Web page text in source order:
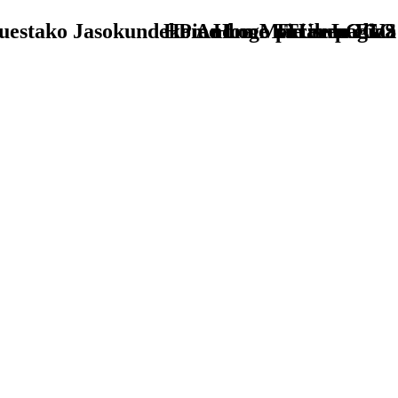
TU - LOGO
Jasokundeko Andra Mariaren eliza
Home Logo pie de página
Pie Home Turismo EUS